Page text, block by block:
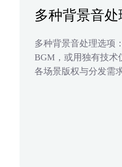
多种背景音
多种背景音处理选项
BGM，或用独有技术
各场景版权与分发需求